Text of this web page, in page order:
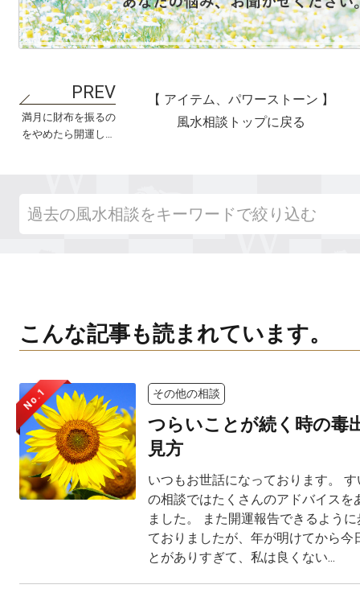
満月に財布を振るの
をやめたら開運した
【 アイテム、パワーストーン 】
風水相談トップに戻る
こんな記事も読まれています。
No.1 その他の相談
つらいことが続く時の毒
見方
いつもお世話になっております。
の相談ではたくさんのアドバイスを
ました。 また開運報告できるよう
ておりましたが、年が明けてから今
とがありすぎて、私は良くない...